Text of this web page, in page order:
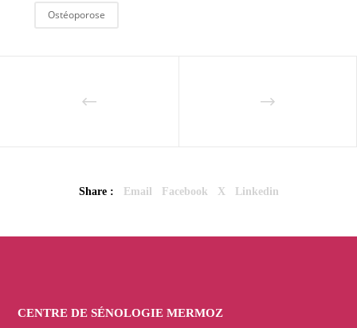
Ostéoporose
Share : Email Facebook X Linkedin
CENTRE DE SÉNOLOGIE MERMOZ